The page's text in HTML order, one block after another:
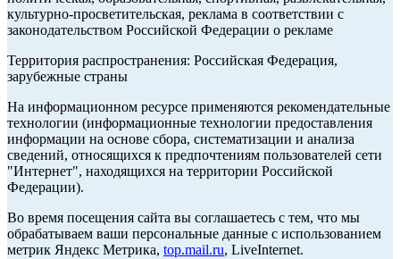
культурно-просветительская, реклама в соответствии с
законодательством Российской Федерации о рекламе
Территория распространения: Российская Федерация,
зарубежные страны
На информационном ресурсе применяются рекомендательные
технологии (информационные технологии предоставления
информации на основе сбора, систематизации и анализа
сведений, относящихся к предпочтениям пользователей сети
"Интернет", находящихся на территории Российской
Федерации).
Во время посещения сайта вы соглашаетесь с тем, что мы
обрабатываем ваши персональные данные с использованием
метрик Яндекс Метрика, top.mail.ru, LiveInternet.